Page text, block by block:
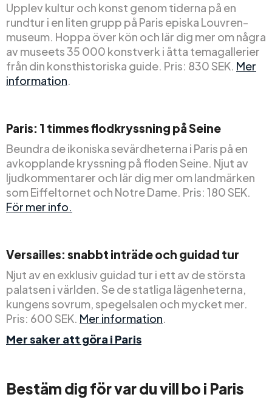
Upplev kultur och konst genom tiderna på en
rundtur i en liten grupp på Paris episka Louvren-
museum. Hoppa över kön och lär dig mer om några
av museets 35 000 konstverk i åtta temagallerier
från din konsthistoriska guide. Pris: 830 SEK. Mer
information.
Paris: 1 timmes flodkryssning på Seine
Beundra de ikoniska sevärdheterna i Paris på en
avkopplande kryssning på floden Seine. Njut av
ljudkommentarer och lär dig mer om landmärken
som Eiffeltornet och Notre Dame. Pris: 180 SEK.
För mer info.
Versailles: snabbt inträde och guidad tur
Njut av en exklusiv guidad tur i ett av de största
palatsen i världen. Se de statliga lägenheterna,
kungens sovrum, spegelsalen och mycket mer.
Pris: 600 SEK. Mer information.
Mer saker att göra i Paris
Bestäm dig för var du vill bo i Paris